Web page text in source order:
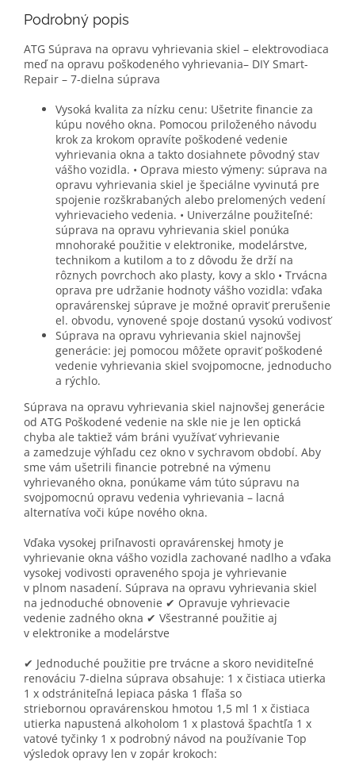
Podrobný popis
ATG Súprava na opravu vyhrievania skiel – elektrovodiaca
meď na opravu poškodeného vyhrievania– DIY Smart-
Repair – 7-dielna súprava
Vysoká kvalita za nízku cenu: Ušetrite financie za
kúpu nového okna. Pomocou priloženého návodu
krok za krokom opravíte poškodené vedenie
vyhrievania okna a takto dosiahnete pôvodný stav
vášho vozidla. • Oprava miesto výmeny: súprava na
opravu vyhrievania skiel je špeciálne vyvinutá pre
spojenie rozškrabaných alebo prelomených vedení
vyhrievacieho vedenia. • Univerzálne použiteľné:
súprava na opravu vyhrievania skiel ponúka
mnohoraké použitie v elektronike, modelárstve,
technikom a kutilom a to z dôvodu že drží na
rôznych povrchoch ako plasty, kovy a sklo • Trvácna
oprava pre udržanie hodnoty vášho vozidla: vďaka
opravárenskej súprave je možné opraviť prerušenie
el. obvodu, vynovené spoje dostanú vysokú vodivosť
Súprava na opravu vyhrievania skiel najnovšej
generácie: jej pomocou môžete opraviť poškodené
vedenie vyhrievania skiel svojpomocne, jednoducho
a rýchlo.
Súprava na opravu vyhrievania skiel najnovšej generácie
od ATG Poškodené vedenie na skle nie je len optická
chyba ale taktiež vám bráni využívať vyhrievanie
a zamedzuje výhľadu cez okno v sychravom období. Aby
sme vám ušetrili financie potrebné na výmenu
vyhrievaného okna, ponúkame vám túto súpravu na
svojpomocnú opravu vedenia vyhrievania – lacná
alternatíva voči kúpe nového okna.
Vďaka vysokej priľnavosti opravárenskej hmoty je
vyhrievanie okna vášho vozidla zachované nadlho a vďaka
vysokej vodivosti opraveného spoja je vyhrievanie
v plnom nasadení. Súprava na opravu vyhrievania skiel
na jednoduché obnovenie ✔ Opravuje vyhrievacie
vedenie zadného okna ✔ Všestranné použitie aj
v elektronike a modelárstve
✔ Jednoduché použitie pre trvácne a skoro neviditeľné
renováciu 7-dielna súprava obsahuje: 1 x čistiaca utierka
1 x odstrániteľná lepiaca páska 1 fľaša so
striebornou opravárenskou hmotou 1,5 ml 1 x čistiaca
utierka napustená alkoholom 1 x plastová špachtľa 1 x
vatové tyčinky 1 x podrobný návod na používanie Top
výsledok opravy len v zopár krokoch: